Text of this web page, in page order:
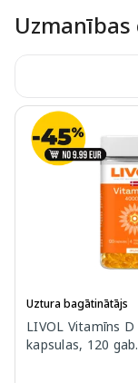
Uztura bagātinātājs
LIVOL Vitamīns D
kapsulas, 120 gab.